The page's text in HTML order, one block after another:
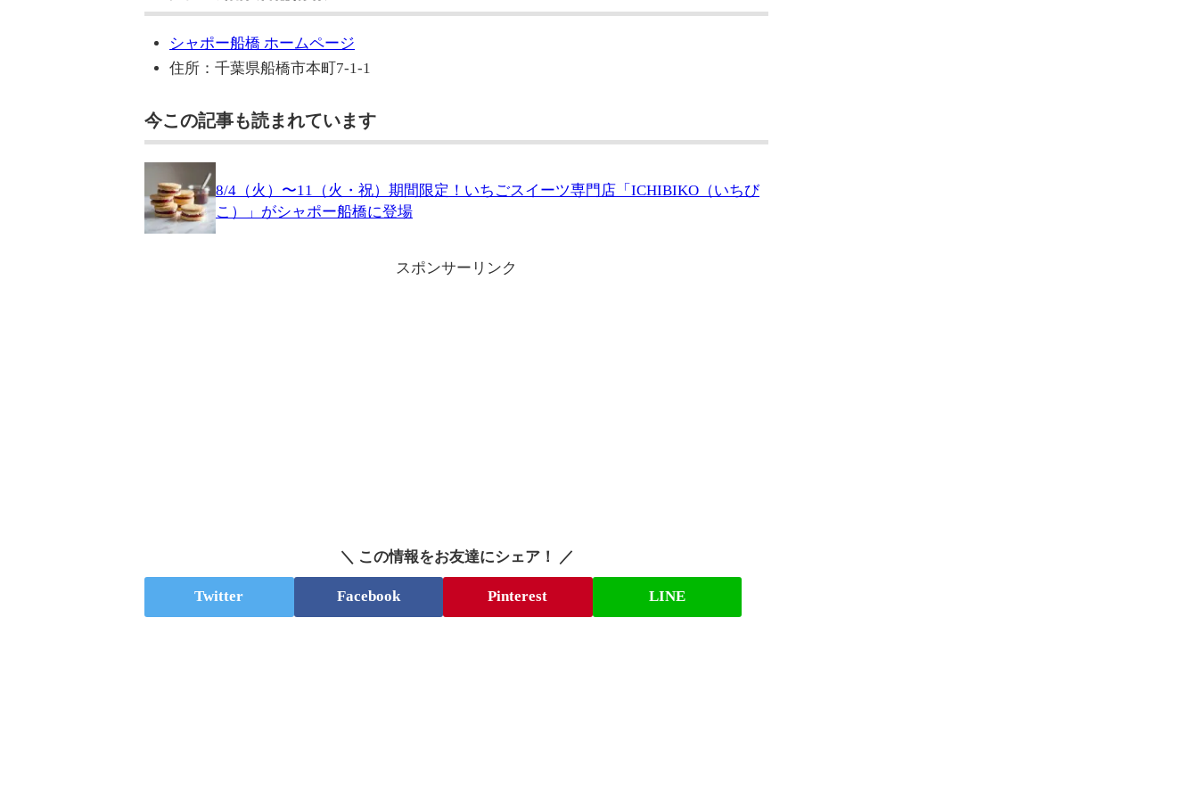
シャポー船橋 ホームページ
住所：千葉県船橋市本町7-1-1
今この記事も読まれています
8/4（火）〜11（火・祝）期間限定！いちごスイーツ専門店「ICHIBIKO（いちび
こ）」がシャポー船橋に登場
スポンサーリンク
＼ この情報をお友達にシェア！ ／
Twitter Facebook Pinterest LINE